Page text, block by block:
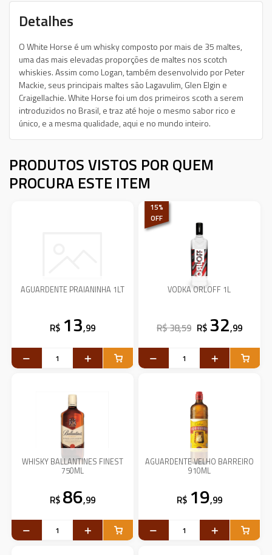
Detalhes
O White Horse é um whisky composto por mais de 35 maltes,
uma das mais elevadas proporções de maltes nos scotch
whiskies. Assim como Logan, também desenvolvido por Peter
Mackie, seus principais maltes são Lagavulim, Glen Elgin e
Craigellachie. White Horse foi um dos primeiros scoth a serem
introduzidos no Brasil, e traz até hoje o mesmo sabor rico e
único, e a mesma qualidade, aqui e no mundo inteiro.
PRODUTOS VISTOS POR QUEM
PROCURA ESTE ITEM
AGUARDENTE PRAIANINHA 1LT
R$ 13,99
15%
OFF
VODKA ORLOFF 1L
R$ 38,59 R$ 32,99
WHISKY BALLANTINES FINEST
750ML
R$ 86,99
AGUARDENTE VELHO BARREIRO
910ML
R$ 19,99